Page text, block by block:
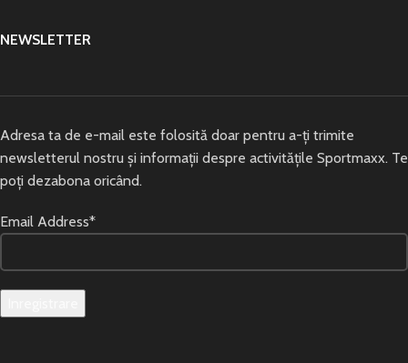
NEWSLETTER
Adresa ta de e-mail este folosită doar pentru a-ți trimite
newsletterul nostru și informații despre activitățile Sportmaxx. Te
poți dezabona oricând.
Email Address*